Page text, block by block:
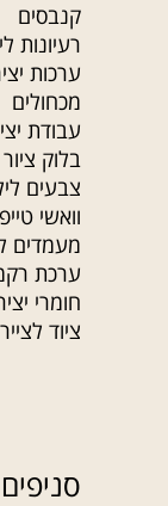
קנבסים
רעיונות
ערכות
מכחולים
עבודת
בלוק ציור
צבעים
וואשי טייפ
מעמדים
ערכת
חומרי
ציוד
סניפים